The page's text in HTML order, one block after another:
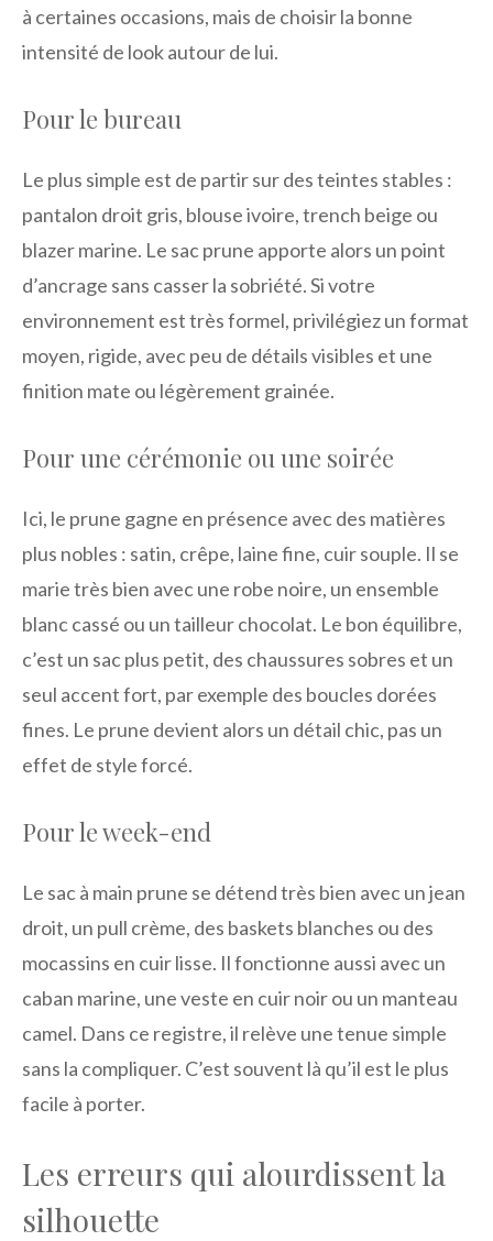
à certaines occasions, mais de choisir la bonne
intensité de look autour de lui.
Pour le bureau
Le plus simple est de partir sur des teintes stables :
pantalon droit gris, blouse ivoire, trench beige ou
blazer marine. Le sac prune apporte alors un point
d’ancrage sans casser la sobriété. Si votre
environnement est très formel, privilégiez un format
moyen, rigide, avec peu de détails visibles et une
finition mate ou légèrement grainée.
Pour une cérémonie ou une soirée
Ici, le prune gagne en présence avec des matières
plus nobles : satin, crêpe, laine fine, cuir souple. Il se
marie très bien avec une robe noire, un ensemble
blanc cassé ou un tailleur chocolat. Le bon équilibre,
c’est un sac plus petit, des chaussures sobres et un
seul accent fort, par exemple des boucles dorées
fines. Le prune devient alors un détail chic, pas un
effet de style forcé.
Pour le week-end
Le sac à main prune se détend très bien avec un jean
droit, un pull crème, des baskets blanches ou des
mocassins en cuir lisse. Il fonctionne aussi avec un
caban marine, une veste en cuir noir ou un manteau
camel. Dans ce registre, il relève une tenue simple
sans la compliquer. C’est souvent là qu’il est le plus
facile à porter.
Les erreurs qui alourdissent la
silhouette